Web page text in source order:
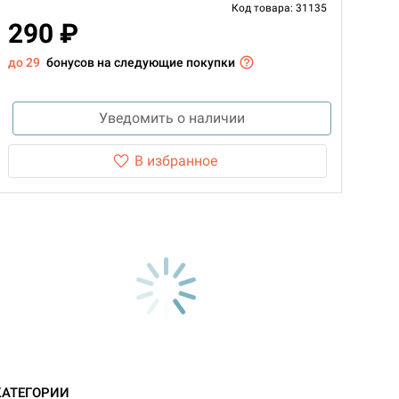
Код товара: 31135
290 ₽
до 29 бонусов на следующие покупки
Уведомить о наличии
В избранное
Журнал